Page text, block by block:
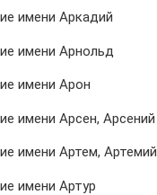
имени Аркадий
имени Арнольд
имени Арон
имени Арсен, Арсений
имени Артем, Артемий
имени Артур